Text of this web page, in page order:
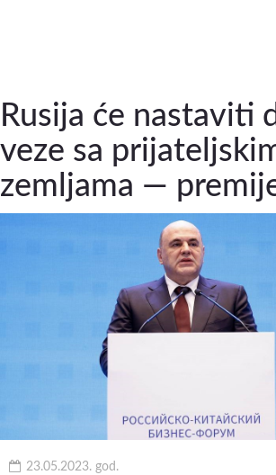
Rusija će nastaviti
veze sa
zemljama —
23.05.2023. god.